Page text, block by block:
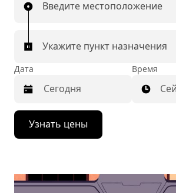
Введите местоположение
Укажите пункт назначения
Дата
Нажмите
стрелку
вниз,
календарю
Время
Узнать цены